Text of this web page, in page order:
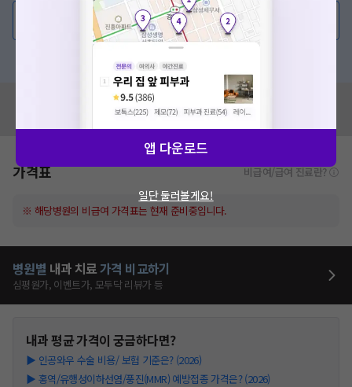
💬 무엇이든 물어보세요
혹은, 의료상담 서비스에 다양한 게시글 보러가기
혹시 잘못된 병원정보가 있나요?
모두닥 팀에 알려주세요!
가격표 비급여/급여 진료란?
※ 해당병원의 비급여 가격표는 현재 준비중입니다.
병원별 내과 치료가격 비교하기
심평원가, 이벤트가, 모두닥 리뷰가 등
내과평균 가격이 궁금하다면?
▶ 인공와우 수술 비용/ 보험 기준은? (2026)
▶ 홍역/유행성이하선염/풍진(MMR) 예방접종 가격은? (2026)
앱 다운로드
일단 둘러볼게요!